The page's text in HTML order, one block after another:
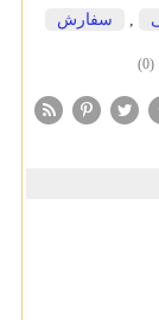
سفارش
(0)